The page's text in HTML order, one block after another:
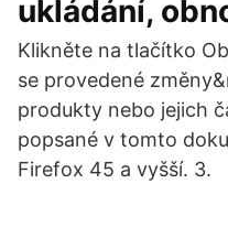
ukládání,
Klikněte na tlačítko
se provedené
produkty nebo jejich
popsané v tomto
Firefox 45 a vyšší. 3.